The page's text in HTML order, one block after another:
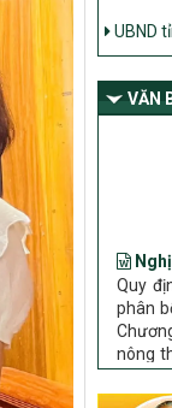
Nông
mục
giảm
mục
VĂN
nông
phát
dân
2026 –
Chỉ